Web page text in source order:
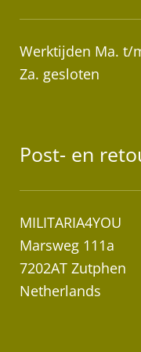
Werktijden Ma. t/
Za. gesloten
Post- en
MILITARIA4YOU
Marsweg 111a
7202AT Zutphen
Netherlands